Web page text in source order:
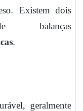
Existem dois
balanças
.
geralmente